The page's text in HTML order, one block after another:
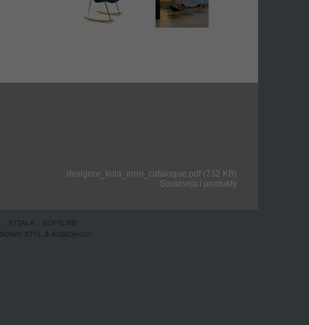
designor_kola_inno_catalogue.pdf (732 KB)
Související produkty
:: IITTALA:: SOFTLINE
NOWY STYL & KUSCH+CO